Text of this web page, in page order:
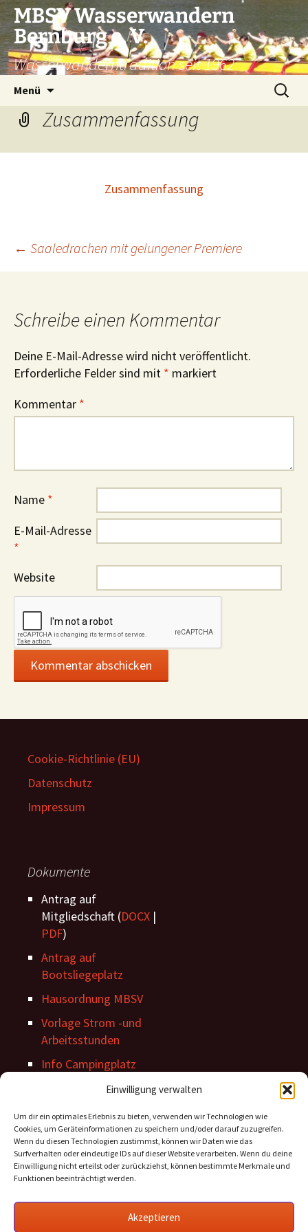
Einwilligung verwalten
Um dir ein optimales Erlebnis zu bieten, verwenden wir Technologien wie
Cookies, um Geräteinformationen zu speichern und/oder darauf zuzugreifen.
Wenn du diesen Technologien zustimmst, können wir Daten wie das
Surfverhalten oder eindeutige IDs auf dieser Website verarbeiten. Wenn du deine
Einwilligung nicht erteilst oder zurückziehst, können bestimmte Merkmale und
Funktionen beeinträchtigt werden.
Akzeptieren
Zum
Inhalt
springen
MBSV Wasserwandern
Bernburg e. V.
Wasserwanderntradition seit 1962
Menü
Suchen
nach:
Zusammenfassung
Zusammenfassung
Beitragsnavigation
← Saaledrachen mit gelungener Premiere
Schreibe einen Kommentar
Deine E-Mail-Adresse wird nicht veröffentlicht.
Erforderliche Felder sind mit * markiert
Kommentar *
Name *
E-Mail-Adresse
*
Website
Cookie-Richtlinie (EU)
Datenschutz
Impressum
Dokumente
Antrag auf
Mitgliedschaft (DOCX |
PDF)
Antrag auf
Bootsliegeplatz
Hausordnung MBSV
Vorlage Strom -und
Arbeitsstunden
Info Campingplatz
Stegordnung
Archiv Beiträge